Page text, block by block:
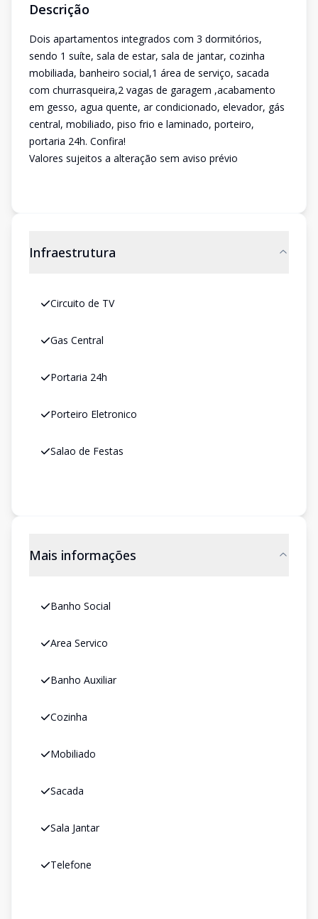
Descrição
Dois apartamentos integrados com 3 dormitórios,
sendo 1 suíte, sala de estar, sala de jantar, cozinha
mobiliada, banheiro social,1 área de serviço, sacada
com churrasqueira,2 vagas de garagem ,acabamento
em gesso, agua quente, ar condicionado, elevador, gás
central, mobiliado, piso frio e laminado, porteiro,
portaria 24h. Confira!
Valores sujeitos a alteração sem aviso prévio
Infraestrutura
Circuito de TV
Gas Central
Portaria 24h
Porteiro Eletronico
Salao de Festas
Mais informações
Banho Social
Area Servico
Banho Auxiliar
Cozinha
Mobiliado
Sacada
Sala Jantar
Telefone